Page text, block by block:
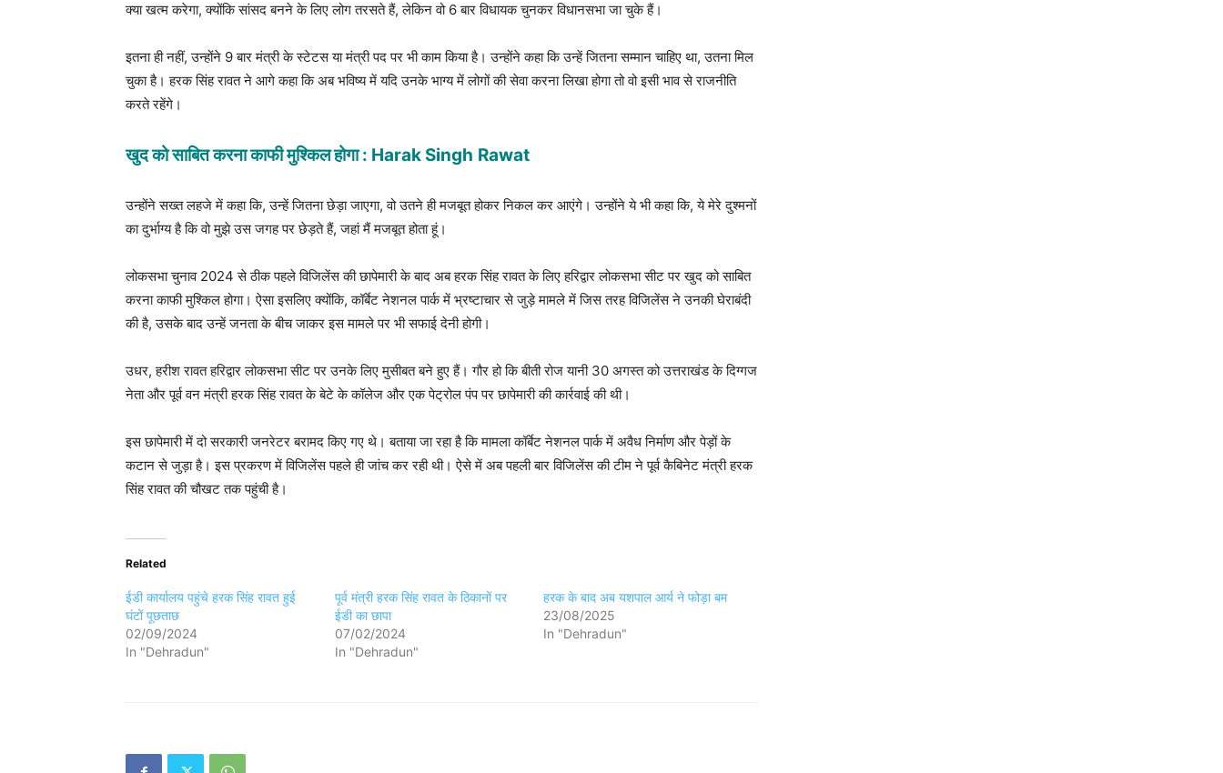
क्या खत्म करेगा, क्योंकि सांसद बनने के लिए लोग तरसते हैं, लेकिन वो 6 बार विधायक चुनकर विधानसभा जा चुके हैं।
इतना ही नहीं, उन्होंने 9 बार मंत्री के स्टेटस या मंत्री पद पर भी काम किया है। उन्होंने कहा कि उन्हें जितना सम्मान चाहिए था, उतना मिल
चुका है। हरक सिंह रावत ने आगे कहा कि अब भविष्य में यदि उनके भाग्य में लोगों की सेवा करना लिखा होगा तो वो इसी भाव से राजनीति
करते रहेंगे।
खुद को साबित करना काफी मुश्किल होगा : Harak Singh Rawat
उन्होंने सख्त लहजे में कहा कि, उन्हें जितना छेड़ा जाएगा, वो उतने ही मजबूत होकर निकल कर आएंगे। उन्होंने ये भी कहा कि, ये मेरे दुश्मनों
का दुर्भाग्य है कि वो मुझे उस जगह पर छेड़ते हैं, जहां मैं मजबूत होता हूं।
लोकसभा चुनाव 2024 से ठीक पहले विजिलेंस की छापेमारी के बाद अब हरक सिंह रावत के लिए हरिद्वार लोकसभा सीट पर खुद को साबित
करना काफी मुश्किल होगा। ऐसा इसलिए क्योंकि, कॉर्बेट नेशनल पार्क में भ्रष्टाचार से जुड़े मामले में जिस तरह विजिलेंस ने उनकी घेराबंदी
की है, उसके बाद उन्हें जनता के बीच जाकर इस मामले पर भी सफाई देनी होगी।
उधर, हरीश रावत हरिद्वार लोकसभा सीट पर उनके लिए मुसीबत बने हुए हैं। गौर हो कि बीती रोज यानी 30 अगस्त को उत्तराखंड के दिग्गज
नेता और पूर्व वन मंत्री हरक सिंह रावत के बेटे के कॉलेज और एक पेट्रोल पंप पर छापेमारी की कार्रवाई की थी।
इस छापेमारी में दो सरकारी जनरेटर बरामद किए गए थे। बताया जा रहा है कि मामला कॉर्बेट नेशनल पार्क में अवैध निर्माण और पेड़ों के
कटान से जुड़ा है। इस प्रकरण में विजिलेंस पहले ही जांच कर रही थी। ऐसे में अब पहली बार विजिलेंस की टीम ने पूर्व कैबिनेट मंत्री हरक
सिंह रावत की चौखट तक पहुंची है।
Related
ईडी कार्यालय पहुंचे हरक सिंह रावत हुई
घंटों पूछताछ
02/09/2024
In "Dehradun"
पूर्व मंत्री हरक सिंह रावत के ठिकानों पर
ईडी का छापा
07/02/2024
In "Dehradun"
हरक के बाद अब यशपाल आर्य ने फोड़ा बम
23/08/2025
In "Dehradun"